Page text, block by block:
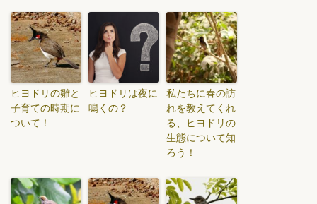
ヒヨドリの雛と
子育ての時期に
ついて！
ヒヨドリは夜に
鳴くの？
私たちに春の訪
れを教えてくれ
る、ヒヨドリの
生態について知
ろう！